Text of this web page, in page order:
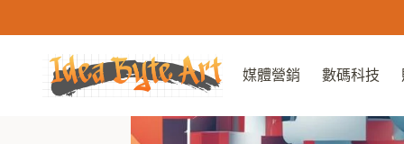
to
content
媒體營銷 數碼科技